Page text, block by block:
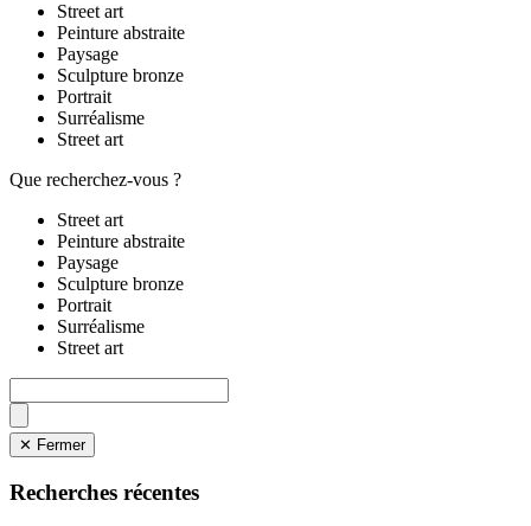
Street art
Peinture abstraite
Paysage
Sculpture bronze
Portrait
Surréalisme
Street art
Que recherchez-vous ?
Street art
Peinture abstraite
Paysage
Sculpture bronze
Portrait
Surréalisme
Street art
✕ Fermer
Recherches récentes